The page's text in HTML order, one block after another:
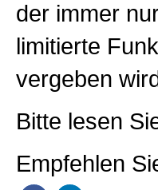
der immer
limitierte
vergeben
Bitte lesen
Empfehlen